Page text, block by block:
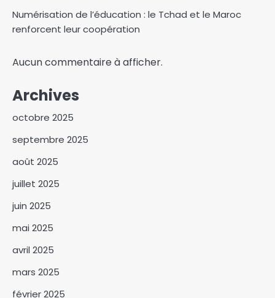
Numérisation de l’éducation : le Tchad et le Maroc
renforcent leur coopération
Aucun commentaire à afficher.
Archives
octobre 2025
septembre 2025
août 2025
juillet 2025
juin 2025
mai 2025
avril 2025
mars 2025
février 2025
3
4
5
6